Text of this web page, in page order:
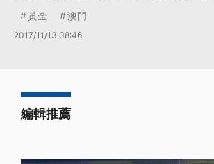
黃金 澳門
2017/11/13 08:46
編輯推薦